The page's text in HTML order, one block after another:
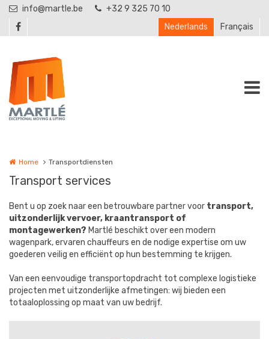
Overslaan en naar de inhoud gaan
info@martle.be
+32 9 325 70 10
Nederlands
Français
Home Transportdiensten
Transport services
Bent u op zoek naar een betrouwbare partner voor transport,
uitzonderlijk vervoer, kraantransport of
montagewerken? Martlé beschikt over een modern
wagenpark, ervaren chauffeurs en de nodige expertise om uw
goederen veilig en efficiënt op hun bestemming te krijgen.
Van een eenvoudige transportopdracht tot complexe logistieke
projecten met uitzonderlijke afmetingen: wij bieden een
totaaloplossing op maat van uw bedrijf.